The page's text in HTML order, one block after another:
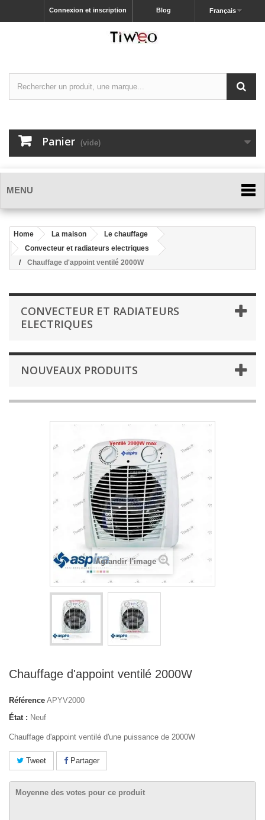
Français
Blog
Connexion et inscription
Panier (vide)
MENU
Home La maison
Le chauffage
Convecteur et radiateurs electriques
Chauffage d'appoint ventilé 2000W
CONVECTEUR ET RADIATEURS
ELECTRIQUES
NOUVEAUX PRODUITS
Agrandir l'image
Chauffage d'appoint ventilé 2000W
Référence APYV2000
État : Neuf
Chauffage d'appoint ventilé d'une puissance de 2000W
Tweet Partager
Moyenne des votes pour ce produit